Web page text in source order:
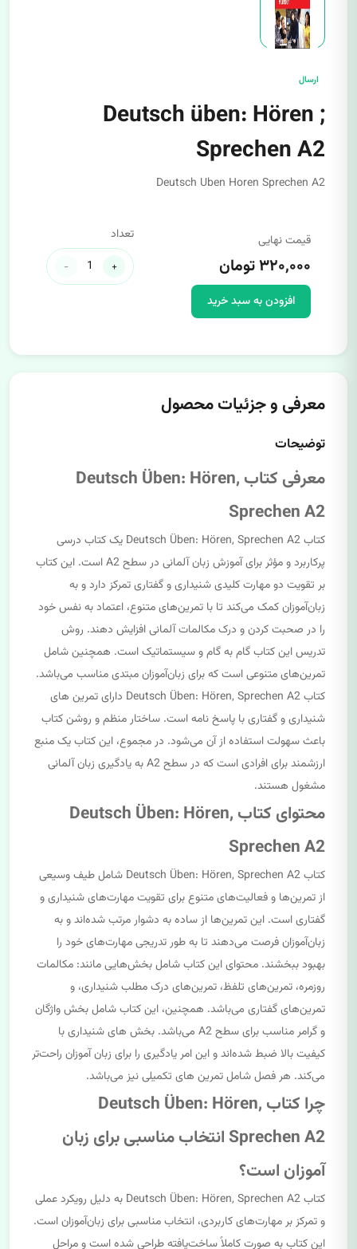
ارسال
Deutsch üben: Hören ;
Sprechen A2
Deutsch Uben Horen Sprechen A2
قیمت نهایی
۳۲۰,۰۰۰ تومان
تعداد
+
-
افزودن به سبد خرید
معرفی و جزئیات محصول
توضیحات
معرفی کتاب Deutsch Üben: Hören,
Sprechen A2
کتاب Deutsch Üben: Hören, Sprechen A2 یک کتاب درسی
پرکاربرد و مؤثر برای آموزش زبان آلمانی در سطح A2 است. این کتاب
بر تقویت دو مهارت کلیدی شنیداری و گفتاری تمرکز دارد و به
زبان‌آموزان کمک می‌کند تا با تمرین‌های متنوع، اعتماد به نفس خود
را در صحبت کردن و درک مکالمات آلمانی افزایش دهند. روش
تدریس این کتاب گام به گام و سیستماتیک است. همچنین شامل
تمرین‌های متنوعی است که برای زبان‌آموزان مبتدی مناسب می‌باشد.
کتاب Deutsch Üben: Hören, Sprechen A2 دارای تمرین های
شنیداری و گفتاری با پاسخ نامه است. ساختار منظم و روشن کتاب
باعث سهولت استفاده از آن می‌شود. در مجموع، این کتاب یک منبع
ارزشمند برای افرادی است که در سطح A2 به یادگیری زبان آلمانی
مشغول هستند.
محتوای کتاب Deutsch Üben: Hören,
Sprechen A2
کتاب Deutsch Üben: Hören, Sprechen A2 شامل طیف وسیعی
از تمرین‌ها و فعالیت‌های متنوع برای تقویت مهارت‌های شنیداری و
گفتاری است. این تمرین‌ها از ساده به دشوار مرتب شده‌اند و به
زبان‌آموزان فرصت می‌دهند تا به طور تدریجی مهارت‌های خود را
بهبود ببخشند. محتوای این کتاب شامل بخش‌هایی مانند: مکالمات
روزمره، تمرین‌های تلفظ، تمرین‌های درک مطلب شنیداری، و
تمرین‌های گفتاری می‌باشد. همچنین، این کتاب شامل بخش واژگان
و گرامر مناسب برای سطح A2 می‌باشد. بخش های شنیداری با
کیفیت بالا ضبط شده‌اند و این امر یادگیری را برای زبان آموزان راحت‌تر
می‌کند. هر فصل شامل تمرین های تکمیلی نیز می‌باشد.
چرا کتاب Deutsch Üben: Hören,
Sprechen A2 انتخاب مناسبی برای زبان
آموزان است؟
کتاب Deutsch Üben: Hören, Sprechen A2 به دلیل رویکرد عملی
و تمرکز بر مهارت‌های کاربردی، انتخاب مناسبی برای زبان‌آموزان است.
این کتاب به صورت کاملاً ساخت‌یافته طراحی شده است و مراحل